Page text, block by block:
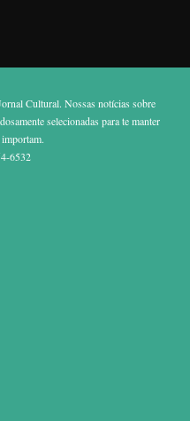
Cultural. Nossas notícias sobre
selecionadas para te manter
6532